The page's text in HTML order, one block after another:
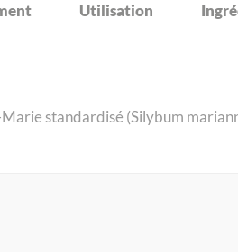
Utilisation
standardisé (Silybum